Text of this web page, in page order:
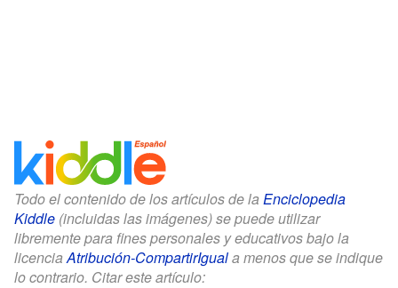
Todo el contenido de los artículos de la Enciclopedia
Kiddle (incluidas las imágenes) se puede utilizar
libremente para fines personales y educativos bajo la
licenciaAtribución-CompartirIguala menos que se indique
lo contrario. Citar este artículo: